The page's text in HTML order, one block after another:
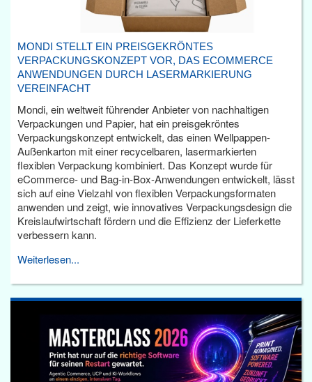
MONDI STELLT EIN PREISGEKRÖNTES
VERPACKUNGSKONZEPT VOR, DAS ECOMMERCE
ANWENDUNGEN DURCH LASERMARKIERUNG
VEREINFACHT
Mondi, ein weltweit führender Anbieter von nachhaltigen
Verpackungen und Papier, hat ein preisgekröntes
Verpackungskonzept entwickelt, das einen Wellpappen-
Außenkarton mit einer recycelbaren, lasermarkierten
flexiblen Verpackung kombiniert. Das Konzept wurde für
eCommerce- und Bag-in-Box-Anwendungen entwickelt, lässt
sich auf eine Vielzahl von flexiblen Verpackungsformaten
anwenden und zeigt, wie innovatives Verpackungsdesign die
Kreislaufwirtschaft fördern und die Effizienz der Lieferkette
verbessern kann.
Weiterlesen...